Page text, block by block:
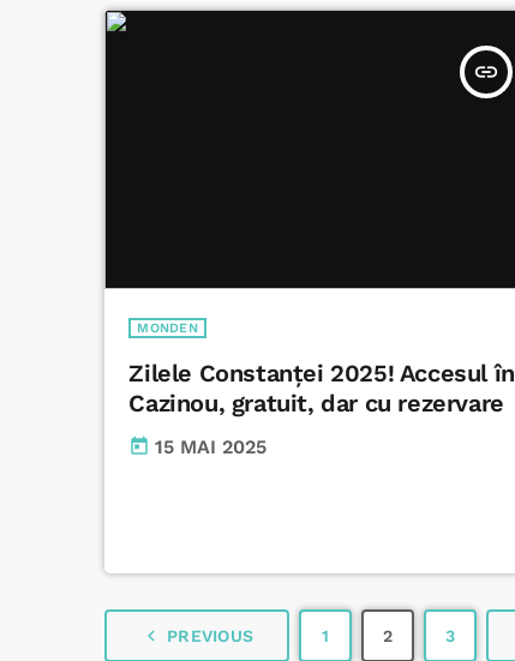
insert_link
MONDEN
Zilele Constanței 2025! Accesul în
Cazinou, gratuit, dar cu rezervare
today 15 MAI 2025
navigate_before PREVIOUS 1 2 3